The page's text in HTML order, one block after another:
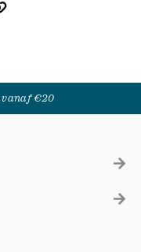
vanaf €20